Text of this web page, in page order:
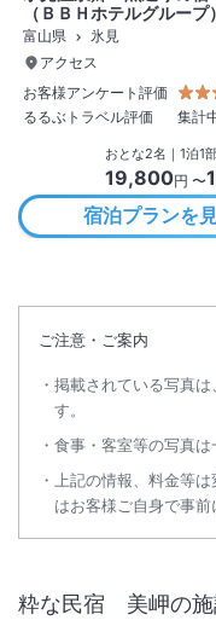
（ＢＢＨホテルグループ）
富山県
氷見
アクセス
お客様アンケート評価
るるぶトラベル評価
集計
おとな2名 ｜ 1泊1
19,800円 〜
宿泊プランを
ご注意・ご案内
掲載されている写真
す。
食事・客室等の写真は
上記の情報、料金等
はお客様ご自身で事前
粋な民宿 美岬の